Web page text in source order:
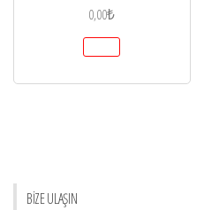
0,00₺
BİZE ULAŞIN